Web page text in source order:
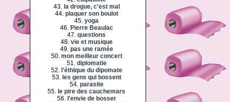
43. la drogue, c'est mal
44. plaquer son boulot
45. yoga
46. Pierre Beaulac
47. questions
48. vie et musique
49. pas une ramée
50. mon meilleur concert
51. diplomatie
52. l'éthique du dipomate
53. les gens qui bossent
54. parasite
55. le pire des cauchemars
56. l'envie de bosser